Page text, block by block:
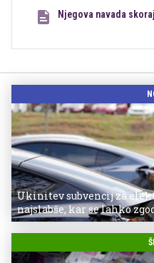
Njegova navada
Ukinitev subvencij za
najslabše, kar se lahko